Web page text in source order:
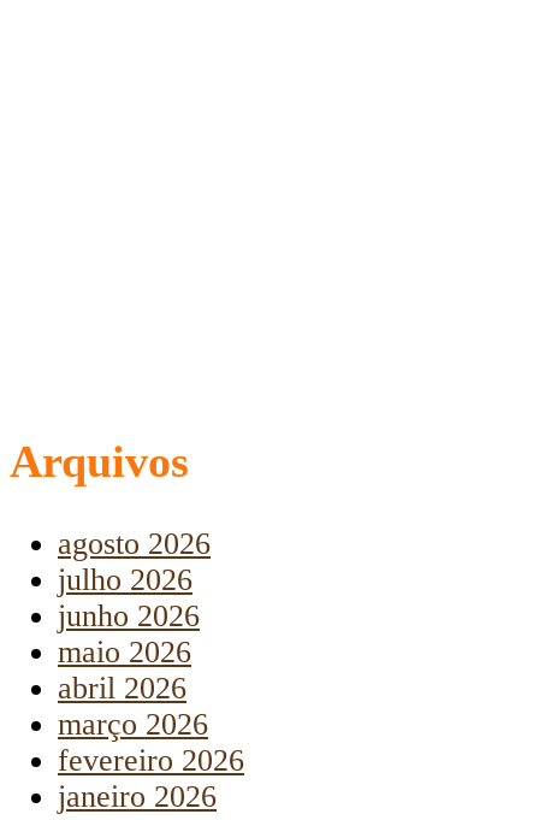
Arquivos
agosto 2026
julho 2026
junho 2026
maio 2026
abril 2026
março 2026
fevereiro 2026
janeiro 2026